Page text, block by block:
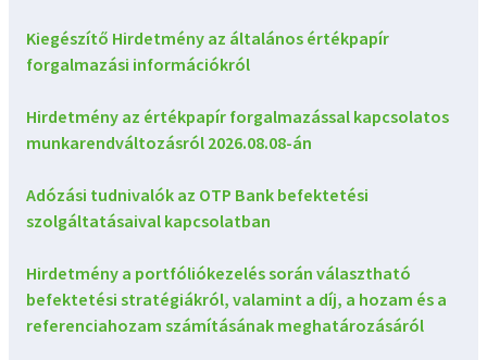
Kiegészítő Hirdetmény az általános értékpapír
forgalmazási információkról
Hirdetmény az értékpapír forgalmazással kapcsolatos
munkarendváltozásról 2026.08.08-án
Adózási tudnivalók az OTP Bank befektetési
szolgáltatásaival kapcsolatban
Hirdetmény a portfóliókezelés során választható
befektetési stratégiákról, valamint a díj, a hozam és a
referenciahozam számításának meghatározásáról